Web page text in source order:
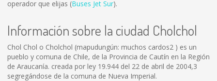
operador que elijas (Buses Jet Sur).
Información sobre la ciudad Cholchol
Chol Chol o Cholchol (mapudungún: muchos cardos2 ) es un
pueblo y comuna de Chile, de la Provincia de Cautín en la Región
de Araucanía. creada por ley 19.944 del 22 de abril de 2004,3
segregándose de la comuna de Nueva Imperial.